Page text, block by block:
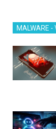
MALWARE -